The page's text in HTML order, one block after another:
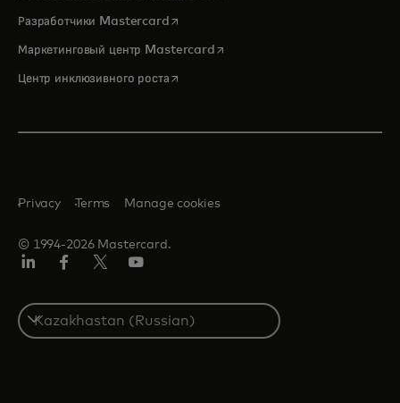
Разработчики Mastercardopens in a new tab
Маркетинговый центр Mastercardopens in a new tab
Центр инклюзивного ростаopens in a new tab
© 1994-2026 Mastercard.
Privacy Terms Manage cookies
Select
a
country